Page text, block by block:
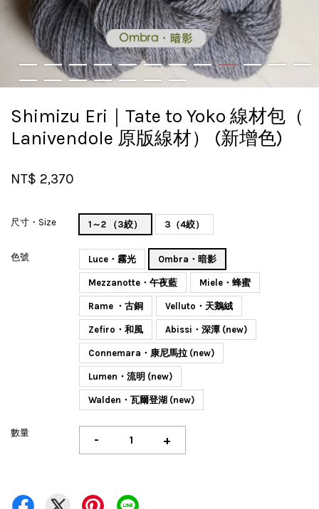
Shimizu Eri｜Tate to Yoko 線材包（
Lanivendole 原版線材） (新增色)
NT$ 2,370
尺寸・Size 1～2 （3絞） 3（4絞）
色號 Luce・霧光 Ombra・暗影
Mezzanotte・午夜藍 Miele・蜂蜜
Rame ・古銅 Velluto・天鵝絨
Zefiro・和風 Abissi・深潭 (new)
Connemara・康尼馬拉 (new)
Lumen・流明 (new)
Walden・瓦爾登湖 (new)
數量 - +